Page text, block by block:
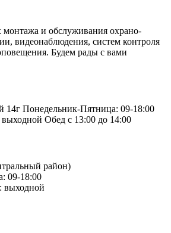
и обслуживания охрано-
видеонаблюдения, систем контроля
Будем рады с вами
14г Понедельник-Пятница: 09-18:00
Обед с 13:00 до 14:00
район)
09-18:00
выходной